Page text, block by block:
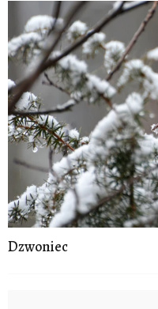
Dzwoniec